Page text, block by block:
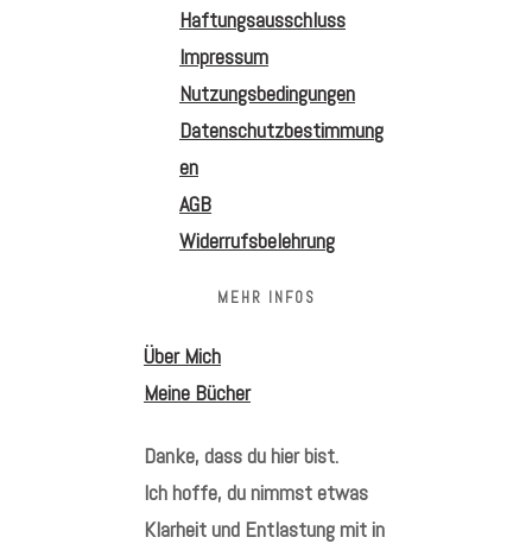
Haftungsausschluss
Impressum
Nutzungsbedingungen
Datenschutzbestimmung
en
AGB
Widerrufsbelehrung
MEHR INFOS
Über Mich
Meine Bücher
Danke, dass du hier bist.
Ich hoffe, du nimmst etwas
Klarheit und Entlastung mit in